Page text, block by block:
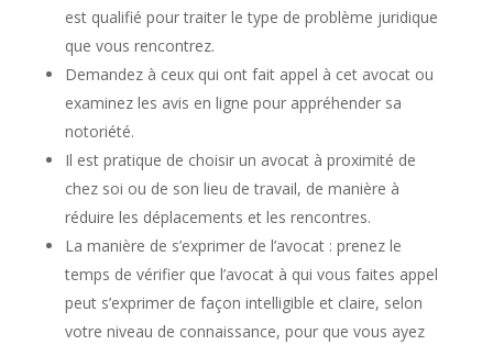
est qualifié pour traiter le type de problème juridique
que vous rencontrez.
Demandez à ceux qui ont fait appel à cet avocat ou
examinez les avis en ligne pour appréhender sa
notoriété.
Il est pratique de choisir un avocat à proximité de
chez soi ou de son lieu de travail, de manière à
réduire les déplacements et les rencontres.
La manière de s’exprimer de l’avocat : prenez le
temps de vérifier que l’avocat à qui vous faites appel
peut s’exprimer de façon intelligible et claire, selon
votre niveau de connaissance, pour que vous ayez